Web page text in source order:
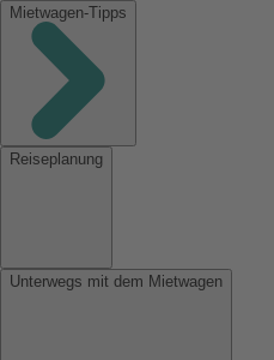
Mietwagen-Tipps
Reiseplanung
Unterwegs mit dem Mietwagen